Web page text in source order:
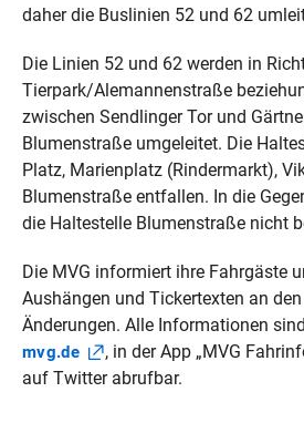
daher die Buslinien 52 und 62
Die Linien 52 und 62 werden in
Tierpark/Alemannenstraße
zwischen Sendlinger Tor und
Blumenstraße umgeleitet. Die
Platz, Marienplatz (Rindermarkt),
Blumenstraße entfallen. In die
die Haltestelle Blumenstraße nicht
Die MVG informiert ihre Fahrgäste
Aushängen und Tickertexten an
Änderungen. Alle Informationen
mvg.de
, in der App „MVG
auf Twitter abrufbar.